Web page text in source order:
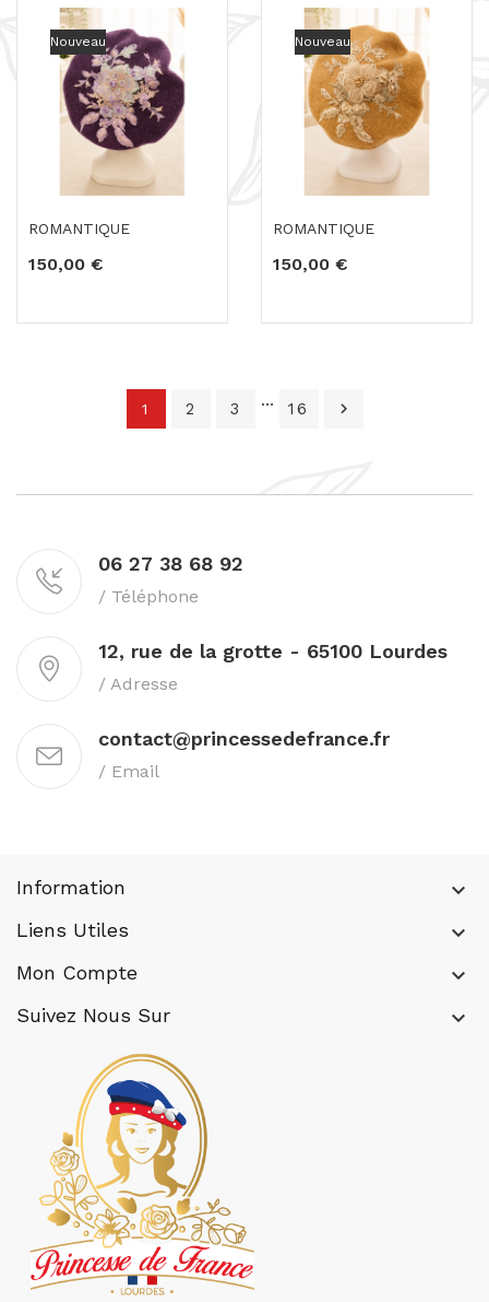
Nouveau
ROMANTIQUE
150,00 €
Nouveau
ROMANTIQUE
150,00 €
1 2 3 … 16 
06 27 38 68 92
/ Téléphone
12, rue de la grotte - 65100 Lourdes
/ Adresse
contact@princessedefrance.fr
/ Email
Information keyboard_arrow_down
Liens Utiles keyboard_arrow_down
Mon Compte keyboard_arrow_down
Suivez Nous Sur keyboard_arrow_down